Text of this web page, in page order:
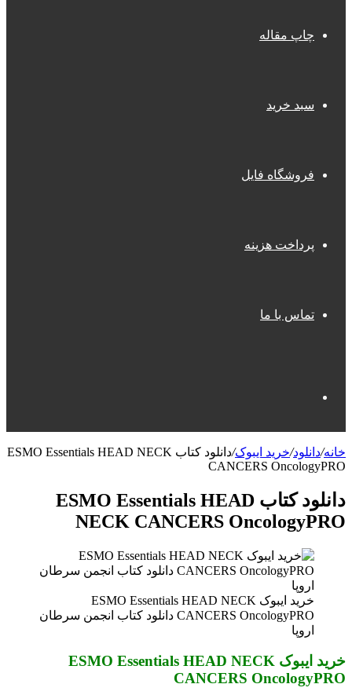
چاپ مقاله
سبد خرید
فروشگاه فایل
پرداخت هزینه
تماس با ما
برای
خانه/دانلود/خرید ایبوک/
دانلود کتاب ESMO Essentials HEAD NECK
CANCERS OncologyPRO
دانلود کتاب ESMO Essentials HEAD
NECK CANCERS OncologyPRO
خرید ایبوک ESMO Essentials HEAD NECK
CANCERS OncologyPRO دانلود کتاب انجمن سرطان
اروپا
خرید ایبوک ESMO Essentials HEAD NECK
CANCERS OncologyPRO